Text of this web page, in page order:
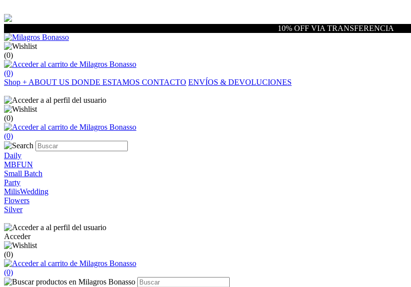
10% OFF VIA TRANSFERENCIA
(0)
(0)
Shop + ABOUT US DONDE ESTAMOS CONTACTO ENVÍOS & DEVOLUCIONES
(0)
(0)
Daily
MBFUN
Small Batch
Party
MilisWedding
Flowers
Silver
Acceder
(0)
(0)